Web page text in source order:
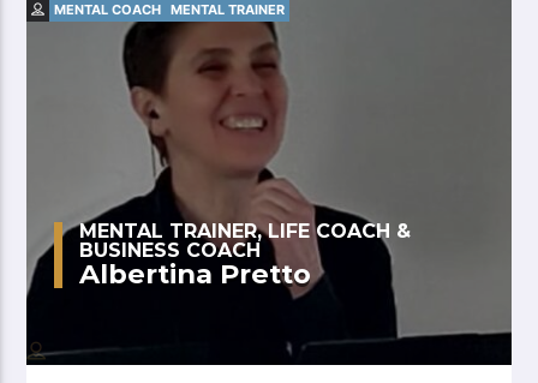
MENTAL COACH MENTAL TRAINER
MENTAL TRAINER, LIFE COACH &
BUSINESS COACH
Albertina Pretto